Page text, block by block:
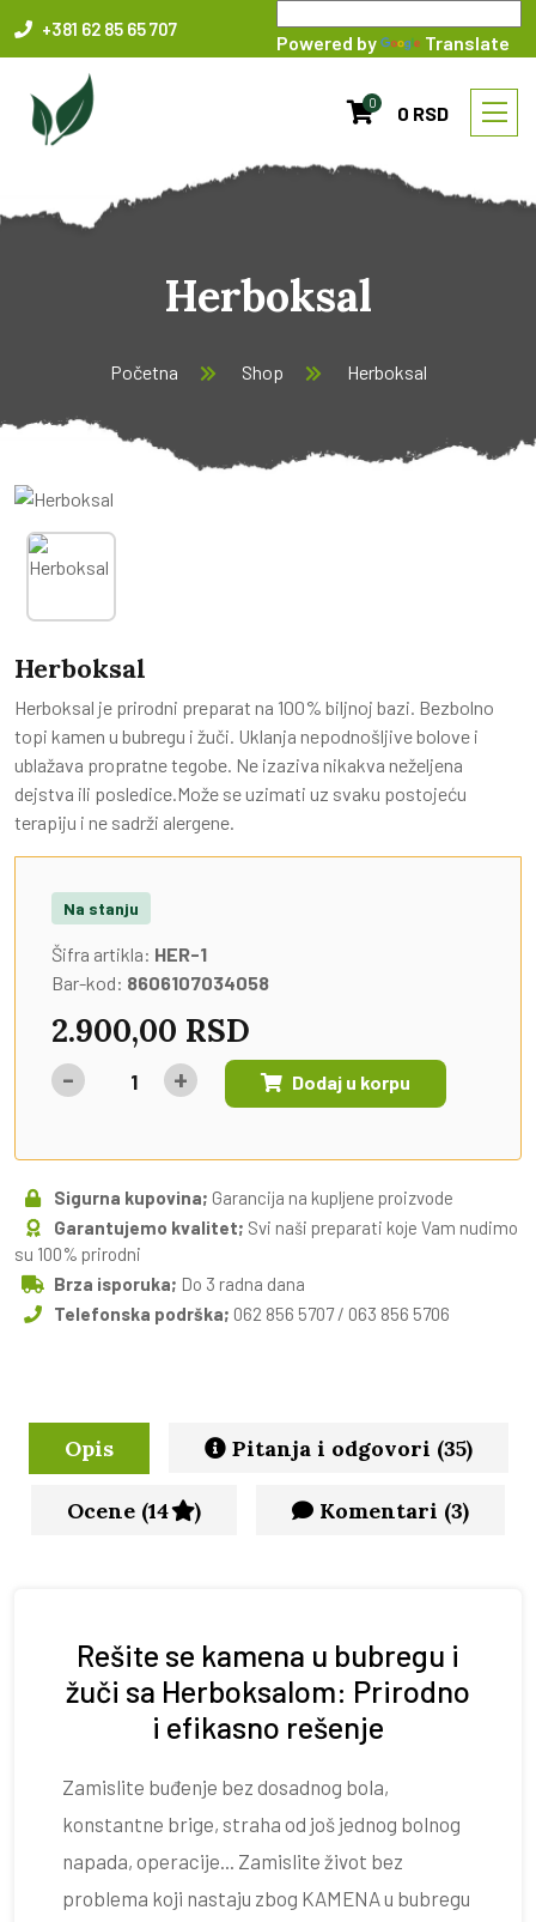
+381 62 85 65 707
Powered by Translate
0 0 RSD
Herboksal
Početna Shop Herboksal
Herboksal
Herboksal je prirodni preparat na 100% biljnoj bazi. Bezbolno
topi kamen u bubregu i žuči. Uklanja nepodnošljive bolove i
ublažava propratne tegobe. Ne izaziva nikakva neželjena
dejstva ili posledice.Može se uzimati uz svaku postojeću
terapiju i ne sadrži alergene.
Na stanju
Šifra artikla: HER-1
Bar-kod: 8606107034058
2.900,00 RSD
- + Dodaj u korpu
Sigurna kupovina; Garancija na kupljene proizvode
Garantujemo kvalitet; Svi naši preparati koje Vam nudimo
su 100% prirodni
Brza isporuka; Do 3 radna dana
Telefonska podrška; 062 856 5707 / 063 856 5706
Opis Pitanja i odgovori (35)
Ocene (14 ) Komentari (3)
Rešite se kamena u bubregu i
žuči sa Herboksalom: Prirodno
i efikasno rešenje
Zamislite buđenje bez dosadnog bola,
konstantne brige, straha od još jednog bolnog
napada, operacije... Zamislite život bez
problema koji nastaju zbog KAMENA u bubregu